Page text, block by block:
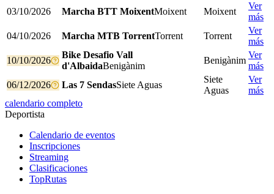
03/10/2026
Marcha BTT MoixentMoixent Moixent
Ver
más
04/10/2026
Marcha MTB TorrentTorrent Torrent
Ver
más
10/10/2026
Bike Desafio Vall
d'AlbaidaBenigànim
Benigànim
Ver
más
06/12/2026
Las 7 SendasSiete Aguas
Siete
Aguas
Ver
más
calendario completo
Deportista
Calendario de eventos
Inscripciones
Streaming
Clasificaciones
TopRutas